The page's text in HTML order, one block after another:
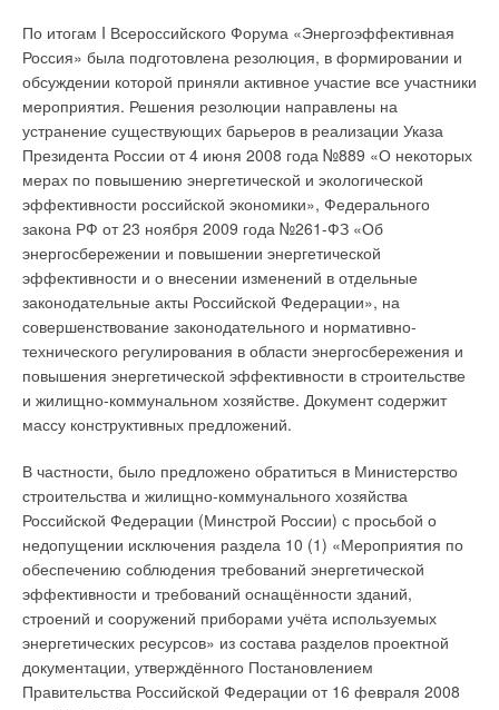
По итогам I Всероссийского Форума «Энергоэффективная
Россия» была подготовлена резолюция, в формировании и
обсуждении которой приняли активное участие все участники
мероприятия. Решения резолюции направлены на
устранение существующих барьеров в реализации Указа
Президента России от 4 июня 2008 года №889 «О некоторых
мерах по повышению энергетической и экологической
эффективности российской экономики», Федерального
закона РФ от 23 ноября 2009 года №261-ФЗ «Об
энергосбережении и повышении энергетической
эффективности и о внесении изменений в отдельные
законодательные акты Российской Федерации», на
совершенствование законодательного и нормативно-
технического регулирования в области энергосбережения и
повышения энергетической эффективности в строительстве
и жилищно-коммунальном хозяйстве. Документ содержит
массу конструктивных предложений.
В частности, было предложено обратиться в Министерство
строительства и жилищно-коммунального хозяйства
Российской Федерации (Минстрой России) с просьбой о
недопущении исключения раздела 10 (1) «Мероприятия по
обеспечению соблюдения требований энергетической
эффективности и требований оснащённости зданий,
строений и сооружений приборами учёта используемых
энергетических ресурсов» из состава разделов проектной
документации, утверждённого Постановлением
Правительства Российской Федерации от 16 февраля 2008
интеллект, стиль и энергоэффективность
ЖУРНАЛ СОК ИЮНЬ 2026
Уведомления отключены
Комментарии
В этой теме еще нет комментариев
Добавить комментарий
Ваше имя *
Ваш E-mail *
Текст комментария